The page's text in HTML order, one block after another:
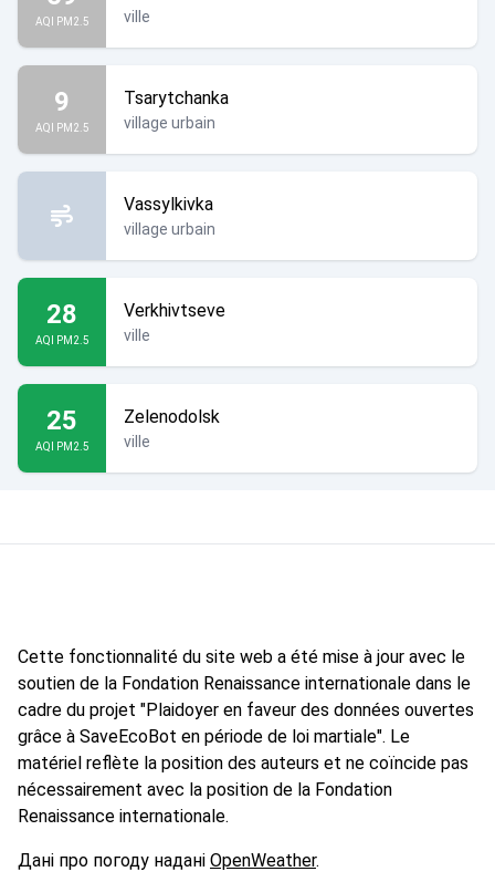
AQI PM2.5 ville
9
AQI PM2.5
Tsarytchanka
village urbain
Vassylkivka
village urbain
28
AQI PM2.5
Verkhivtseve
ville
25
AQI PM2.5
Zelenodolsk
ville
Cette fonctionnalité du site web a été mise à jour avec le
soutien de la Fondation Renaissance internationale dans le
cadre du projet "Plaidoyer en faveur des données ouvertes
grâce à SaveEcoBot en période de loi martiale". Le
matériel reflète la position des auteurs et ne coïncide pas
nécessairement avec la position de la Fondation
Renaissance internationale.
Дані про погоду надані OpenWeather.